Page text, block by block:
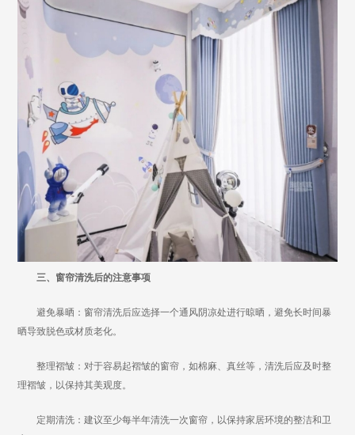
三、窗帘清洗后的注意事项
避免暴晒：窗帘清洗后应选择一个通风阴凉处进行晾晒，避免长时间暴
晒导致脱色或材质老化。
整理褶皱：对于容易起褶皱的窗帘，如棉麻、真丝等，清洗后应及时整
理褶皱，以保持其美观度。
定期清洗：建议至少每半年清洗一次窗帘，以保持家居环境的整洁和卫